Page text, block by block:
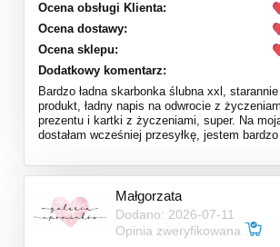
Ocena obsługi Klienta:
Ocena dostawy:
Ocena sklepu:
Dodatkowy komentarz:
Bardzo ładna skarbonka ślubna xxl,
produkt, ładny napis na odwrocie z
prezentu i kartki z życzeniami, super. Na
dostałam wcześniej przesyłkę, jestem
Małgorzata
Dodano: 2026-07-11
Opinia zweryfikowana